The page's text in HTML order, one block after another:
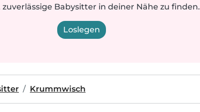
Babysitter in deiner Nähe zu finden.
Loslegen
Krummwisch